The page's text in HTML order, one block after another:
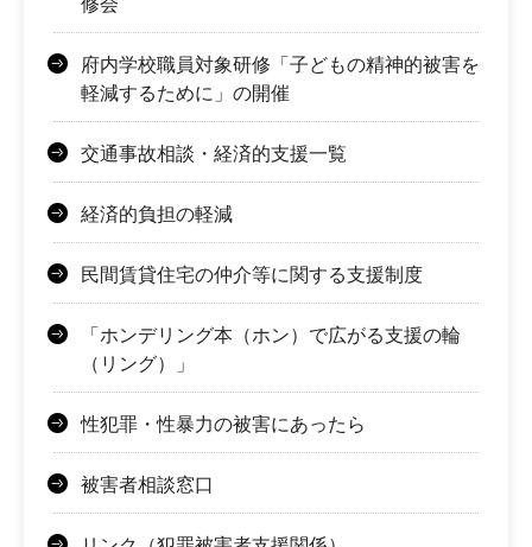
府内学校職員対象研修「子どもの精神的被害を
軽減するために」の開催
交通事故相談・経済的支援一覧
経済的負担の軽減
民間賃貸住宅の仲介等に関する支援制度
「ホンデリング本（ホン）で広がる支援の輪
（リング）」
性犯罪・性暴力の被害にあったら
被害者相談窓口